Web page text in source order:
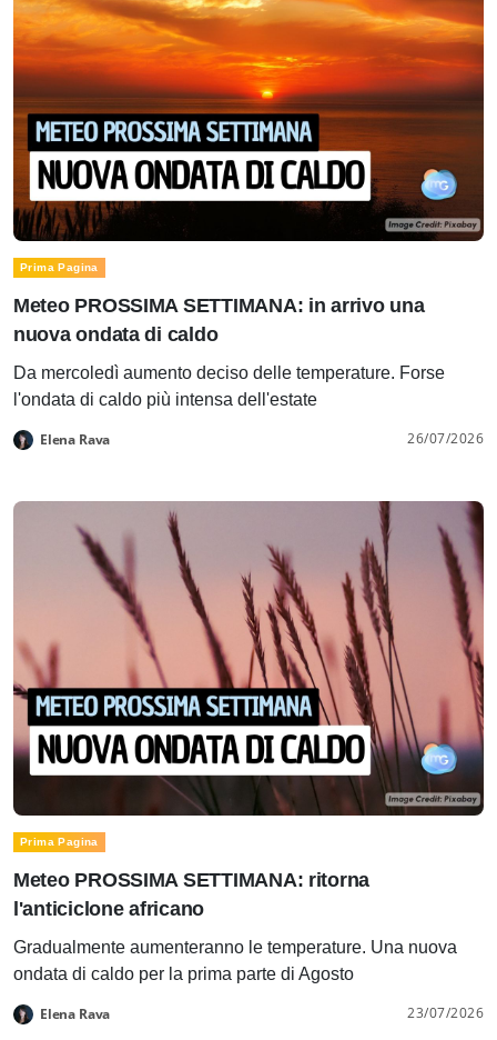
Prima Pagina
Meteo PROSSIMA SETTIMANA: in arrivo una
nuova ondata di caldo
Da mercoledì aumento deciso delle temperature. Forse
l'ondata di caldo più intensa dell'estate
Elena Rava 26/07/2026
Prima Pagina
Meteo PROSSIMA SETTIMANA: ritorna
l'anticiclone africano
Gradualmente aumenteranno le temperature. Una nuova
ondata di caldo per la prima parte di Agosto
Elena Rava 23/07/2026